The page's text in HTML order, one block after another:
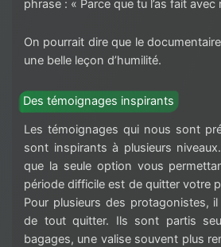
phrase : « Parce que tu l’as fait
On pourrait dire que le
une belle leçon d’humilité.
Des témoignages inspirants
Les témoignages qui nous sont
sont inspirants à plusieurs
que la seule option vous
période difficile est de quitter votre
Pour plusieurs des protagonistes, il
de tout quitter. Ils sont partis
bagages, une valise souvent plus